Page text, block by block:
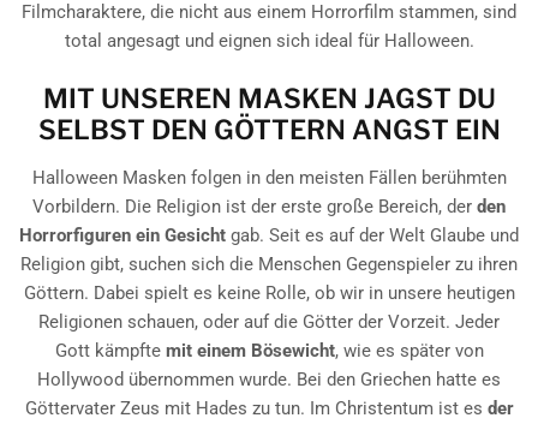
Filmcharaktere, die nicht aus einem Horrorfilm stammen, sind
total angesagt und eignen sich ideal für Halloween.
MIT UNSEREN MASKEN JAGST DU
SELBST DEN GÖTTERN ANGST EIN
Halloween Masken folgen in den meisten Fällen berühmten
Vorbildern. Die Religion ist der erste große Bereich, der den
Horrorfiguren ein Gesicht gab. Seit es auf der Welt Glaube und
Religion gibt, suchen sich die Menschen Gegenspieler zu ihren
Göttern. Dabei spielt es keine Rolle, ob wir in unsere heutigen
Religionen schauen, oder auf die Götter der Vorzeit. Jeder
Gott kämpfte mit einem Bösewicht, wie es später von
Hollywood übernommen wurde. Bei den Griechen hatte es
Göttervater Zeus mit Hades zu tun. Im Christentum ist es der